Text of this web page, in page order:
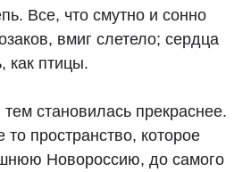
Все, что смутно и сонно
вмиг слетело; сердца
как птицы.
становилась прекраснее.
то пространство, которое
Новороссию, до самого